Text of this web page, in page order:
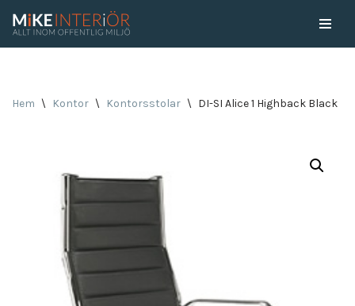
Hem \ Kontor \ Kontorsstolar \ DI-SI Alice 1 Highback Black